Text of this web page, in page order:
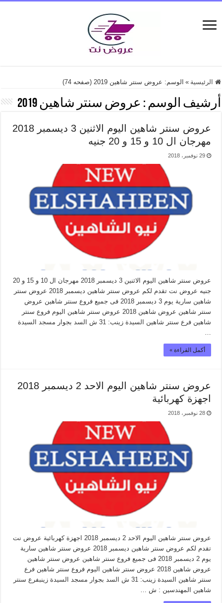
الرئيسية » الوسم: عروض سنتر شاهين 2019 (صفحه 74)
أرشيف الوسم : عروض سنتر شاهين 2019
عروض سنتر شاهين اليوم الاثنين 3 ديسمبر 2018
مهرجان ال 10 و 15 و 20 جنيه
29 نوفمبر، 2018
عروض سنتر شاهين اليوم الاثنين 3 ديسمبر 2018 مهرجان ال 10 و 15 و 20
جنيه عروض نت تقدم لكم عروض سنتر شاهين ديسمبر 2018 عروض سنتر
شاهين سارية يوم 3 ديسمبر 2018 فى جميع فروع سنتر شاهين عروض
سنتر شاهين عروض شاهين 2018 عروض سنتر شاهين اليوم فروع سنتر
شاهين فرع سنتر شاهين السيدة زينب: 31 ش السد بجوار مسجد السيدة
أكمل القراءة »
عروض سنتر شاهين اليوم الاحد 2 ديسمبر 2018
اجهزة كهربائية
28 نوفمبر، 2018
عروض سنتر شاهين اليوم الاحد 2 ديسمبر 2018 اجهزة كهربائية عروض نت
تقدم لكم عروض سنتر شاهين ديسمبر 2018 عروض سنتر شاهين سارية
يوم 2 ديسمبر 2018 فى جميع فروع سنتر شاهين عروض سنتر شاهين
عروض شاهين 2018 عروض سنتر شاهين اليوم فروع سنتر شاهين فرع
سنتر شاهين السيدة زينب: 31 ش السد بجوار مسجد السيدة زينبفرع سنتر
شاهين المهندسين : ش …